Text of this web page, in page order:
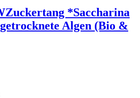
Zuckertang *Saccharina
Algen (Bio &